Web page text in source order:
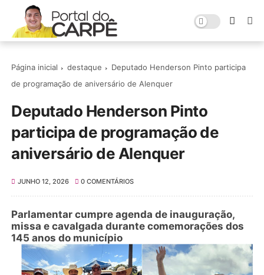
Página inicial destaque
Deputado Henderson Pinto participa
de programação de aniversário de Alenquer
Deputado Henderson Pinto
participa de programação de
aniversário de Alenquer
JUNHO 12, 2026 0 COMENTÁRIOS
Parlamentar cumpre agenda de inauguração,
missa e cavalgada durante comemorações dos
145 anos do município